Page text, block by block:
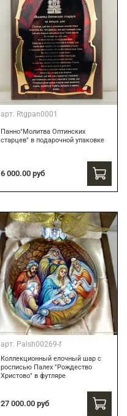
арт. Rtgpan0001
Панно"Молитва Оптинских
старцев" в подарочной упаковке
6 000.00 руб
арт. Palsh00269-f
Коллекционный елочный шар с
росписью Палех "Рождество
Христово" в футляре
27 000.00 руб